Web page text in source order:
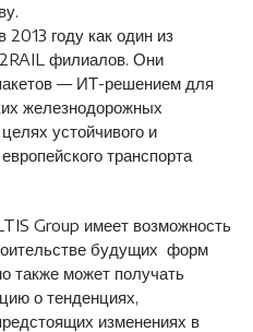
году как один из
филиалов. Они
— ИТ-решением для
железнодорожных
устойчивого и
транспорта
Group имеет возможность
будущих форм
также может получать
о тенденциях,
изменениях в